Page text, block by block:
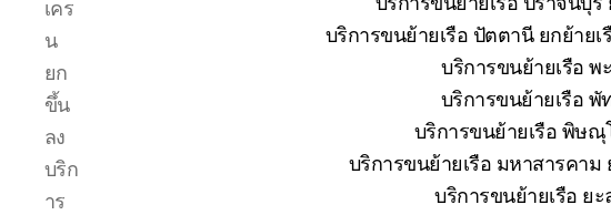
โทร
0818900005
บริษัท
เรา
เชี่ยวชาญ
งาน
เคร
น
ยก
ขึ้น
ลง
บริก
าร
บริการขนย้ายเรือ ปัตตานี ยกย้ายเ
บริการขนย้ายเรือ พ
บริการขนย้ายเรือ พั
บริการขนย้ายเรือ พิษณุ
บริการขนย้ายเรือ มหาสารคาม
บริการขนย้ายเรือ ยะ